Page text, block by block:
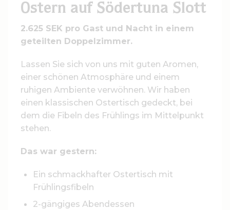
Ostern auf Södertuna Slott
2.625 SEK pro Gast und Nacht in einem
geteilten Doppelzimmer.
Lassen Sie sich von uns mit guten Aromen,
einer schönen Atmosphäre und einem
ruhigen Ambiente verwöhnen. Wir haben
einen klassischen Ostertisch gedeckt, bei
dem die Fibeln des Frühlings im Mittelpunkt
stehen.
Das war gestern:
Ein schmackhafter Ostertisch mit
Frühlingsfibeln
2-gängiges Abendessen